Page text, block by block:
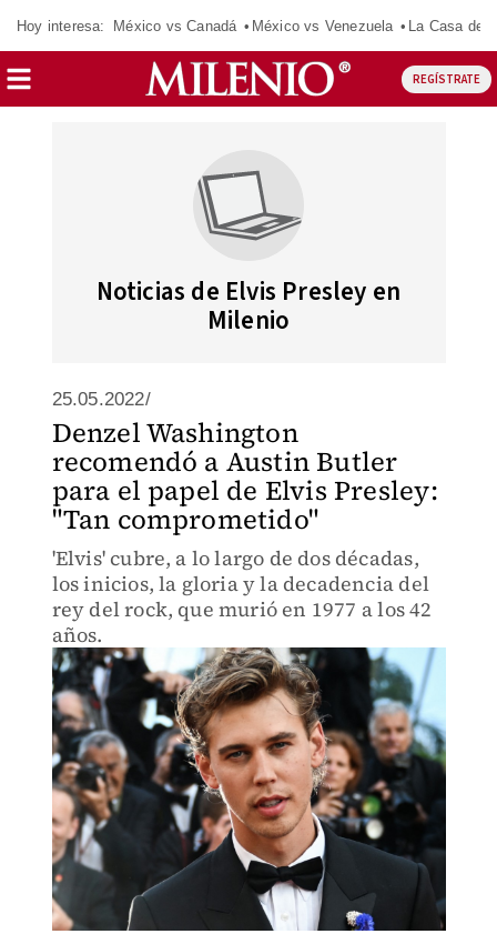
Hoy interesa: México vs Canadá México vs Venezuela La Casa de
REGÍSTRATE
Noticias de Elvis Presley en
Milenio
25.05.2022/
Denzel Washington
recomendó a Austin Butler
para el papel de Elvis Presley:
"Tan comprometido"
'Elvis' cubre, a lo largo de dos décadas,
los inicios, la gloria y la decadencia del
rey del rock, que murió en 1977 a los 42
años.